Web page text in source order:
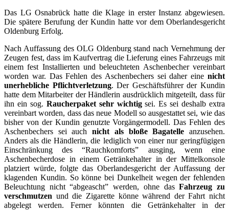
Das LG Osnabrück hatte die Klage in erster Instanz abgewiesen.
Die spätere Berufung der Kundin hatte vor dem Oberlandesgericht
Oldenburg Erfolg.
Nach Auffassung des OLG Oldenburg stand nach Vernehmung der
Zeugen fest, dass im Kaufvertrag die Lieferung eines Fahrzeugs mit
einem fest Installierten und beleuchteten Aschenbecher vereinbart
worden war. Das Fehlen des Aschenbechers sei daher eine nicht
unerhebliche Pflichtverletzung. Der Geschäftsführer der Kundin
hatte dem Mitarbeiter der Händlerin ausdrücklich mitgeteilt, dass für
ihn ein sog. Raucherpaket sehr wichtigsei. Es sei deshalb extra
vereinbart worden, dass das neue Modell so ausgestattet sei, wie das
bisher von der Kundin genutzte Vorgängermodell. Das Fehlen des
Aschenbechers sei auchnicht als bloße Bagatelle anzusehen.
Anders als die Händlerin, die lediglich von einer nur geringfügigen
Einschränkung des “Rauchkomforts” ausging, wenn eine
Aschenbecherdose in einem Getränkehalter in der Mittelkonsole
platziert würde, folgte das Oberlandesgericht der Auffassung der
klagenden Kundin. So könne bei Dunkelheit wegen der fehlenden
Beleuchtung nicht “abgeascht” werden, ohne dasFahrzeug zu
verschmutzen und die Zigarette könne während der Fahrt nicht
abgelegt werden. Ferner könnten die Getränkehalter in der